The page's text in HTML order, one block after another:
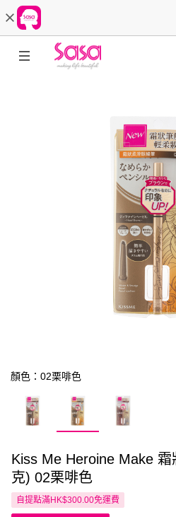
顏色：02栗啡色
Kiss Me Heroine Make
克) 02栗啡色
自提點滿HK$300.00免運費